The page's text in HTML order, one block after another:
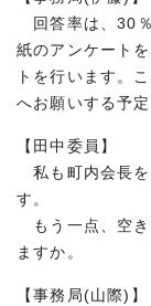
回答率は、30％
紙のアンケート
トを行います。
へお願いする予定
【田中委員】
私も町内会長を
す。
もう一点、空き
ますか。
【事務局(山際)】